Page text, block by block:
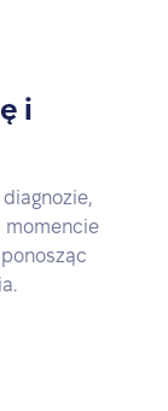
i
momencie